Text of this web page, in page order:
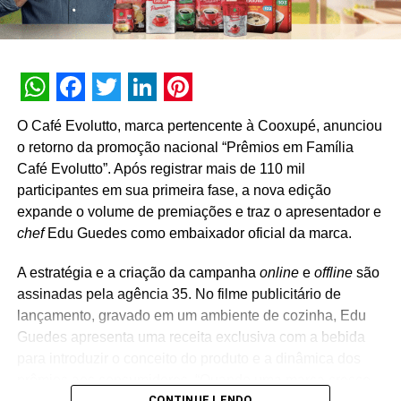
participantes as chances de ganhar dobram. E
comprando produtos de marcas própria do Makro, ou
Vantagens, triplicam as oportunidades de ganho, a cada
R﹩ 200 em compras. Como parte da estratégia nas
redes sociais, a comunicação trará a participação de
diferentes influenciadores que também terão o papel de
reforçar os atributos da marca e sua diversidade de
consumidores. As iniciativas digitais se estendem ainda a
uma live que contará com a presença de Schroeder e
convidados.
TÓPICOS RELACIONADOS:
WhatsApp
Facebook
Twitter
LinkedIn
Pinterest
O Café Evolutto, marca pertencente à Cooxupé, anunciou
o retorno da promoção nacional “Prêmios em Família
Café Evolutto”. Após registrar mais de 110 mil
participantes em sua primeira fase, a nova edição
expande o volume de premiações e traz o apresentador e
chefEdu Guedes como embaixador oficial da marca.
A estratégia e a criação da campanha onlinee offlinesão
assinadas pela agência 35. No filme publicitário de
lançamento, gravado em um ambiente de cozinha, Edu
Guedes apresenta uma receita exclusiva com a bebida